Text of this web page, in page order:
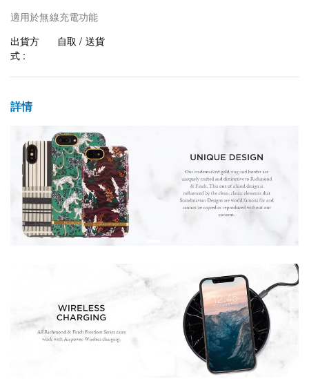
適用於無線充電功能
出貨方
式 :
自取 / 送貨
詳情